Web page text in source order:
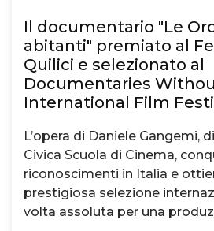
Il documentario "Le
abitanti" premiato al
Quilici e selezionato al
Documentaries
International Film
L’opera di Daniele Gangemi,
Civica Scuola di Cinema,
riconoscimenti in Italia e
prestigiosa selezione
volta assoluta per una